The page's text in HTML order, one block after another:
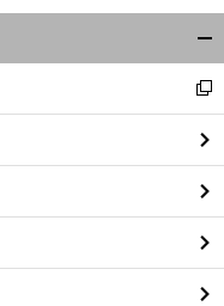
へ
閉
る
新
し
い
ウ
ィ
ン
ド
ウ
で